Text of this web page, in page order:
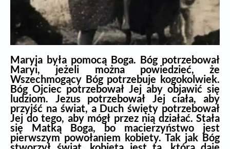
Maryja była pomocą Boga. Bóg potrzebował
Maryi, jeżeli można powiedzieć, że
Wszechmogący Bóg potrzebuje kogokolwiek.
Bóg Ojciec potrzebował Jej aby objawić się
ludziom. Jezus potrzebował Jej ciała, aby
przyjść na świat, a Duch święty potrzebował
Jej do tego, aby mógł przez nią działać. Stała
się Matką Boga, bo macierzyństwo jest
pierwszym powołaniem kobiety. Tak jak Bóg